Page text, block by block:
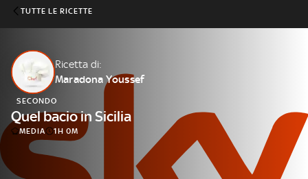
Cos’altro vedere:
PROGRAMMI SKY
Un mondo di offerte:
SKY.IT
NOW
TUTTE LE RICETTE
Ricetta di:
Maradona Youssef
SECONDO
Quel bacio in Sicilia
MEDIA 1H 0M